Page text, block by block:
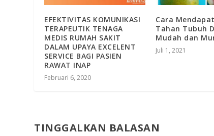
EFEKTIVITAS KOMUNIKASI
TERAPEUTIK TENAGA
MEDIS RUMAH SAKIT
DALAM UPAYA EXCELENT
SERVICE BAGI PASIEN
RAWAT INAP
Februari 6, 2020
Cara
Tahan Tubuh
Mudah dan
Juli 1, 2021
TINGGALKAN BALASAN